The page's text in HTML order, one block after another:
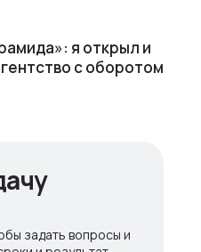
я открыл и
с оборотом
задать вопросы и